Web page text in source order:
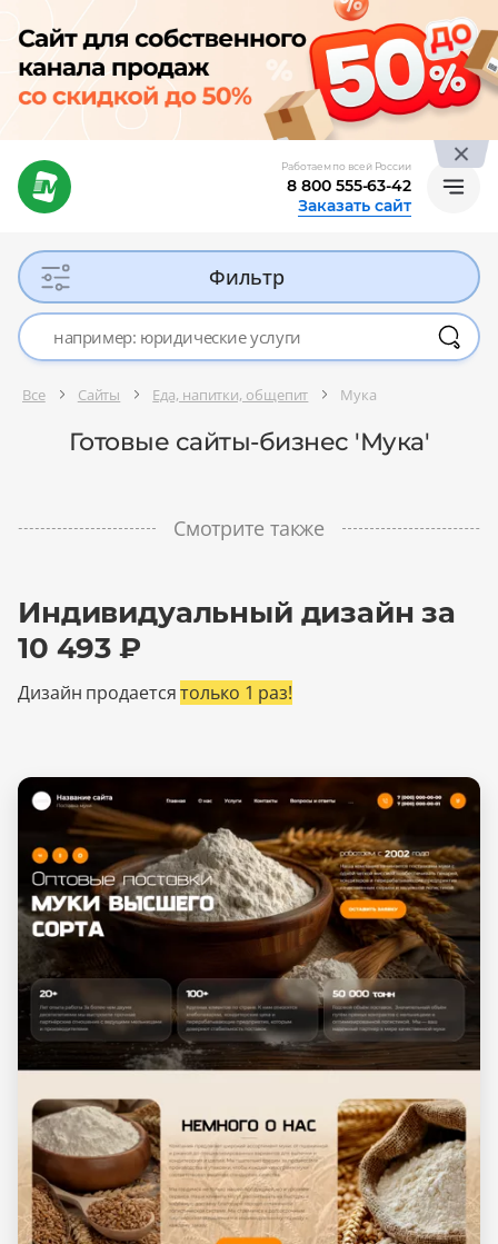
Работаем по всей России
8 800 555-63-42
Заказать сайт
Фильтр
Все Сайты Еда, напитки, общепит Мука
Готовые сайты-бизнес 'Мука'
Смотрите также
Индивидуальный дизайн за
10 493 ₽
Дизайн продаетсятолько 1 раз!